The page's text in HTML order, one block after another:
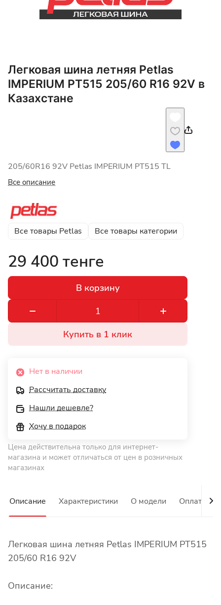
Легковая шина летняя Petlas
IMPERIUM PT515 205/60 R16 92V в
Казахстане
205/60R16 92V Petlas IMPERIUM PT515 TL
Все описание
Все товары Petlas Все товары категории
29 400 тенге
В корзину
Купить в 1 клик
Нет в наличии
Рассчитать доставку
Нашли дешевле?
Хочу в подарок
Цена действительна только для интернет-
магазина и может отличаться от цен в розничных
магазинах
Описание Характеристики О модели Оплата
Легковая шина летняя Petlas IMPERIUM PT515
205/60 R16 92V
Описание: